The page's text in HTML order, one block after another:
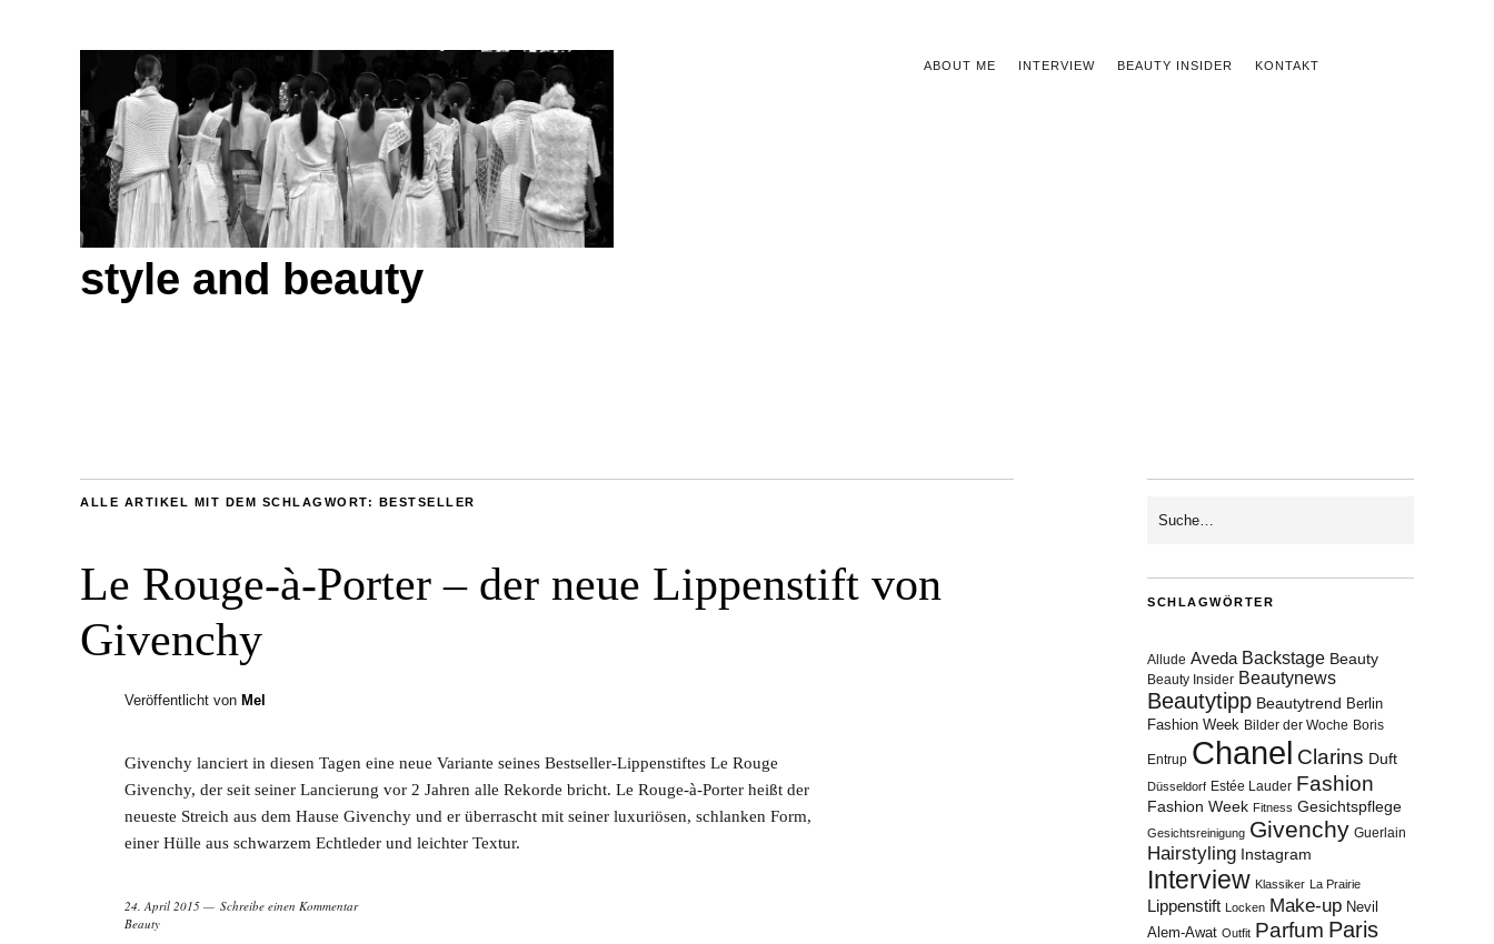
ABOUT ME INTERVIEW BEAUTY INSIDER KONTAKT
style and beauty
ALLE ARTIKEL MIT DEM SCHLAGWORT: BESTSELLER
Le Rouge-à-Porter – der neue Lippenstift von
Givenchy
Veröffentlicht von Mel
Givenchy lanciert in diesen Tagen eine neue Variante seines Bestseller-Lippenstiftes Le Rouge
Givenchy, der seit seiner Lancierung vor 2 Jahren alle Rekorde bricht. Le Rouge-à-Porter heißt der
neueste Streich aus dem Hause Givenchy und er überrascht mit seiner luxuriösen, schlanken Form,
einer Hülle aus schwarzem Echtleder und leichter Textur.
24. April 2015
Schreibe einen Kommentar
Beauty
SCHLAGWÖRTER
Allude Aveda Backstage Beauty
Beauty Insider Beautynews
Beautytipp Beautytrend Berlin
Fashion Week Bilder der Woche Boris
Entrup Chanel Clarins Duft
Düsseldorf Estée Lauder Fashion
Fashion Week Fitness Gesichtspflege
Gesichtsreinigung Givenchy Guerlain
Hairstyling Instagram
Interview Klassiker La Prairie
Lippenstift Locken Make-up Nevil
Alem-Awat Outfit Parfum Paris